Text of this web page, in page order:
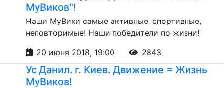
МуВиков"!
Наши МуВики самые активные, спортивные,
неповторимые! Наши победители по жизни!
20 июня 2018, 19:00
2843
Ус Данил. г. Киев. Движение = Жизнь
МуВиков!